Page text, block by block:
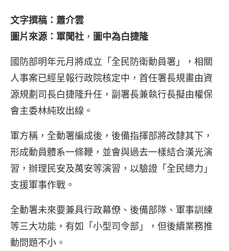
文字撰稿：蕭介雲
圖片來源：軍聞社 ， 圖中為白捷隆
國防部明年元月將成立「全民防衛動員署」，相關
人事案已經呈報行政院核定中，首任署長規畫由資
源規劃司長白捷隆升任，副署長兼執行長擬由權保
會主委林純玫出線。
軍方稱，全動署編成後，後備指揮部將改隸其下，
形成動員體系一條鞭，並會與過去一樣結合漢光演
習，辦理民安及萬安等演習，以驗證「全民總力」
支援軍事作戰。
全動署未來要兼具行政幕僚、後備部隊、軍事訓練
等三大功能，有如「小型司令部」，但後續業務推
動問題不小。